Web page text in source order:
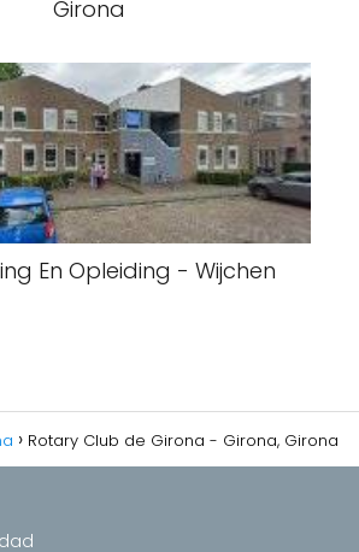
Girona
En Opleiding - Wijchen
Rotary Club de Girona - Girona, Girona